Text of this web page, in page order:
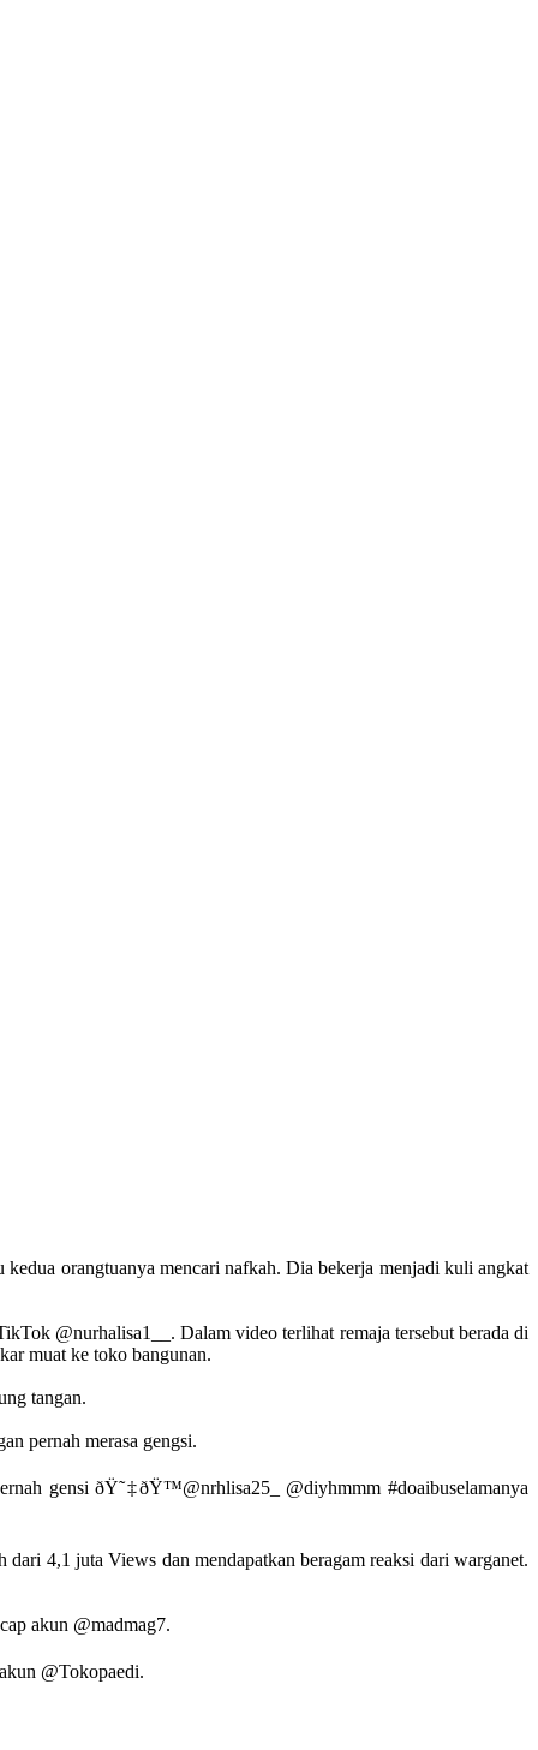
orangtuanya mencari nafkah. Dia bekerja menjadi kuli angkat
@nurhalisa1__. Dalam video terlihat remaja tersebut berada di
muat ke toko bangunan.
tangan.
pernah merasa gengsi.
gensi ðŸ˜‡ðŸ™@nrhlisa25_ @diyhmmm #doaibuselamanya
4,1 juta Views dan mendapatkan beragam reaksi dari warganet.
akun @madmag7.
@Tokopaedi.